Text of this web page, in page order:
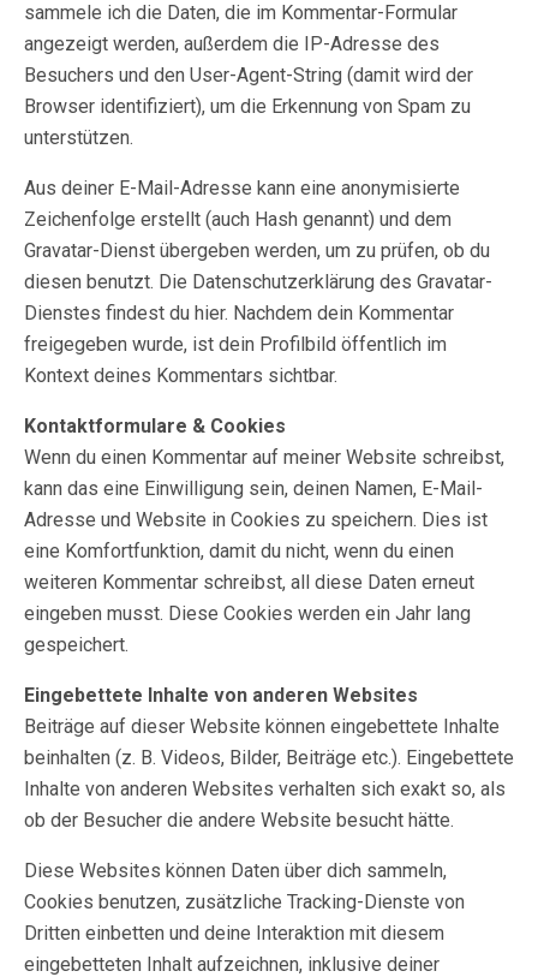
sammele ich die Daten, die im Kommentar-Formular
angezeigt werden, außerdem die IP-Adresse des
Besuchers und den User-Agent-String (damit wird der
Browser identifiziert), um die Erkennung von Spam zu
unterstützen.
Aus deiner E-Mail-Adresse kann eine anonymisierte
Zeichenfolge erstellt (auch Hash genannt) und dem
Gravatar-Dienst übergeben werden, um zu prüfen, ob du
diesen benutzt. Die Datenschutzerklärung des Gravatar-
Dienstes findest du hier. Nachdem dein Kommentar
freigegeben wurde, ist dein Profilbild öffentlich im
Kontext deines Kommentars sichtbar.
Kontaktformulare & Cookies
Wenn du einen Kommentar auf meiner Website schreibst,
kann das eine Einwilligung sein, deinen Namen, E-Mail-
Adresse und Website in Cookies zu speichern. Dies ist
eine Komfortfunktion, damit du nicht, wenn du einen
weiteren Kommentar schreibst, all diese Daten erneut
eingeben musst. Diese Cookies werden ein Jahr lang
gespeichert.
Eingebettete Inhalte von anderen Websites
Beiträge auf dieser Website können eingebettete Inhalte
beinhalten (z. B. Videos, Bilder, Beiträge etc.). Eingebettete
Inhalte von anderen Websites verhalten sich exakt so, als
ob der Besucher die andere Website besucht hätte.
Diese Websites können Daten über dich sammeln,
Cookies benutzen, zusätzliche Tracking-Dienste von
Dritten einbetten und deine Interaktion mit diesem
eingebetteten Inhalt aufzeichnen, inklusive deiner